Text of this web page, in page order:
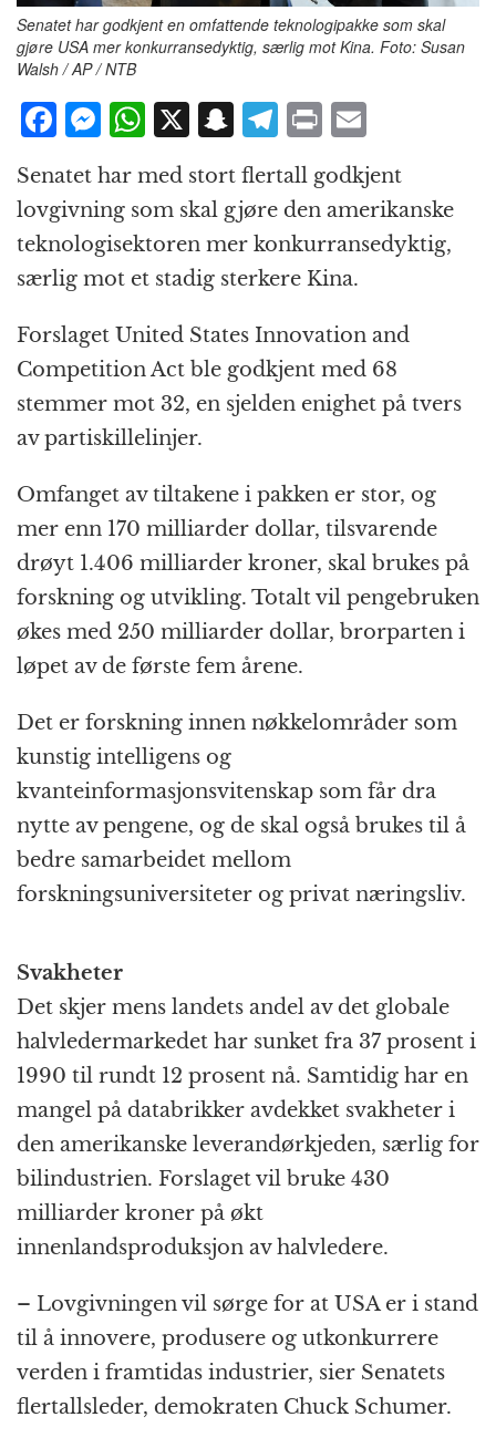
Senatet har godkjent en omfattende teknologipakke som skal
gjøre USA mer konkurransedyktig, særlig mot Kina. Foto: Susan
Walsh / AP / NTB
F
c
e
b
o
o
k
M
e
ss
e
n
g
e
r
W
at
s
A
p
p
X S
n
a
p
c
h
at
T
el
e
g
r
a
m
P
ri
n
t
m
ai
l
Senatet har med stort flertall godkjent
lovgivning som skal gjøre den amerikanske
teknologisektoren mer konkurransedyktig,
særlig mot et stadig sterkere Kina.
Forslaget United States Innovation and
Competition Act ble godkjent med 68
stemmer mot 32, en sjelden enighet på tvers
av partiskillelinjer.
Omfanget av tiltakene i pakken er stor, og
mer enn 170 milliarder dollar, tilsvarende
drøyt 1.406 milliarder kroner, skal brukes på
forskning og utvikling. Totalt vil pengebruken
økes med 250 milliarder dollar, brorparten i
løpet av de første fem årene.
Det er forskning innen nøkkelområder som
kunstig intelligens og
kvanteinformasjonsvitenskap som får dra
nytte av pengene, og de skal også brukes til å
bedre samarbeidet mellom
forskningsuniversiteter og privat næringsliv.
Svakheter
Det skjer mens landets andel av det globale
halvledermarkedet har sunket fra 37 prosent i
1990 til rundt 12 prosent nå. Samtidig har en
mangel på databrikker avdekket svakheter i
den amerikanske leverandørkjeden, særlig for
bilindustrien. Forslaget vil bruke 430
milliarder kroner på økt
innenlandsproduksjon av halvledere.
– Lovgivningen vil sørge for at USA er i stand
til å innovere, produsere og utkonkurrere
verden i framtidas industrier, sier Senatets
flertallsleder, demokraten Chuck Schumer.